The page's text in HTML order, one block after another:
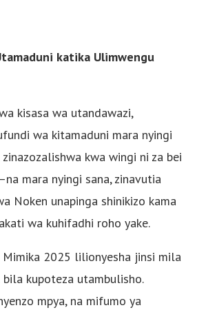
katika Ulimwengu
kisasa wa utandawazi,
wa kitamaduni mara nyingi
kwa wingi ni za bei
mara nyingi sana, zinavutia
Noken unapinga shinikizo kama
wa kuhifadhi roho yake.
Mimika 2025 lilionyesha jinsi mila
kupoteza utambulisho.
mpya, na mifumo ya